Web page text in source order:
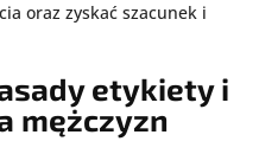
oraz zyskać szacunek i
etykiety i
mężczyzn